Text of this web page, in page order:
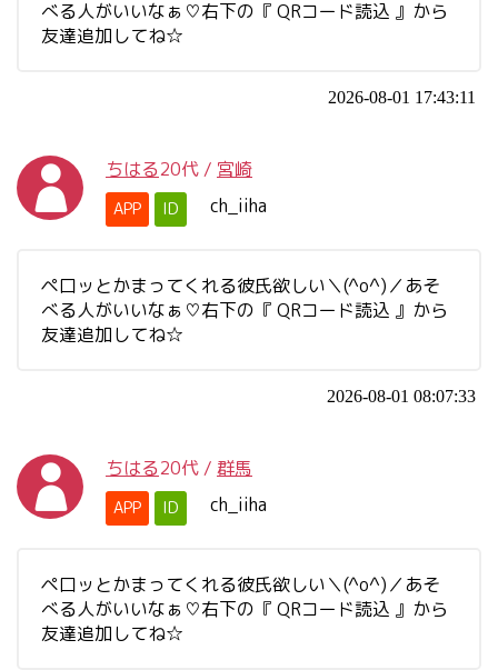
べる人がいいなぁ♡右下の『 QRコード読込 』から
友達追加してね☆
2026-08-01 17:43:11
ちはる20代 / 宮崎
APP ID ch_iiha
ペ口ッとかまってくれる彼氏欲しい＼(^o^)／あそ
べる人がいいなぁ♡右下の『 QRコード読込 』から
友達追加してね☆
2026-08-01 08:07:33
ちはる20代 / 群馬
APP ID ch_iiha
ペ口ッとかまってくれる彼氏欲しい＼(^o^)／あそ
べる人がいいなぁ♡右下の『 QRコード読込 』から
友達追加してね☆